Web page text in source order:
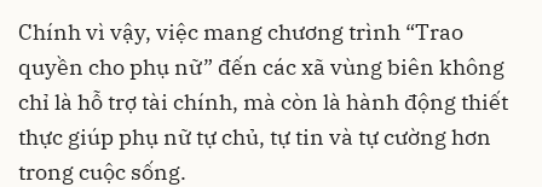
Chính vì vậy, việc mang chương trình “Trao
quyền cho phụ nữ” đến các xã vùng biên không
chỉ là hỗ trợ tài chính, mà còn là hành động thiết
thực giúp phụ nữ tự chủ, tự tin và tự cường hơn
trong cuộc sống.